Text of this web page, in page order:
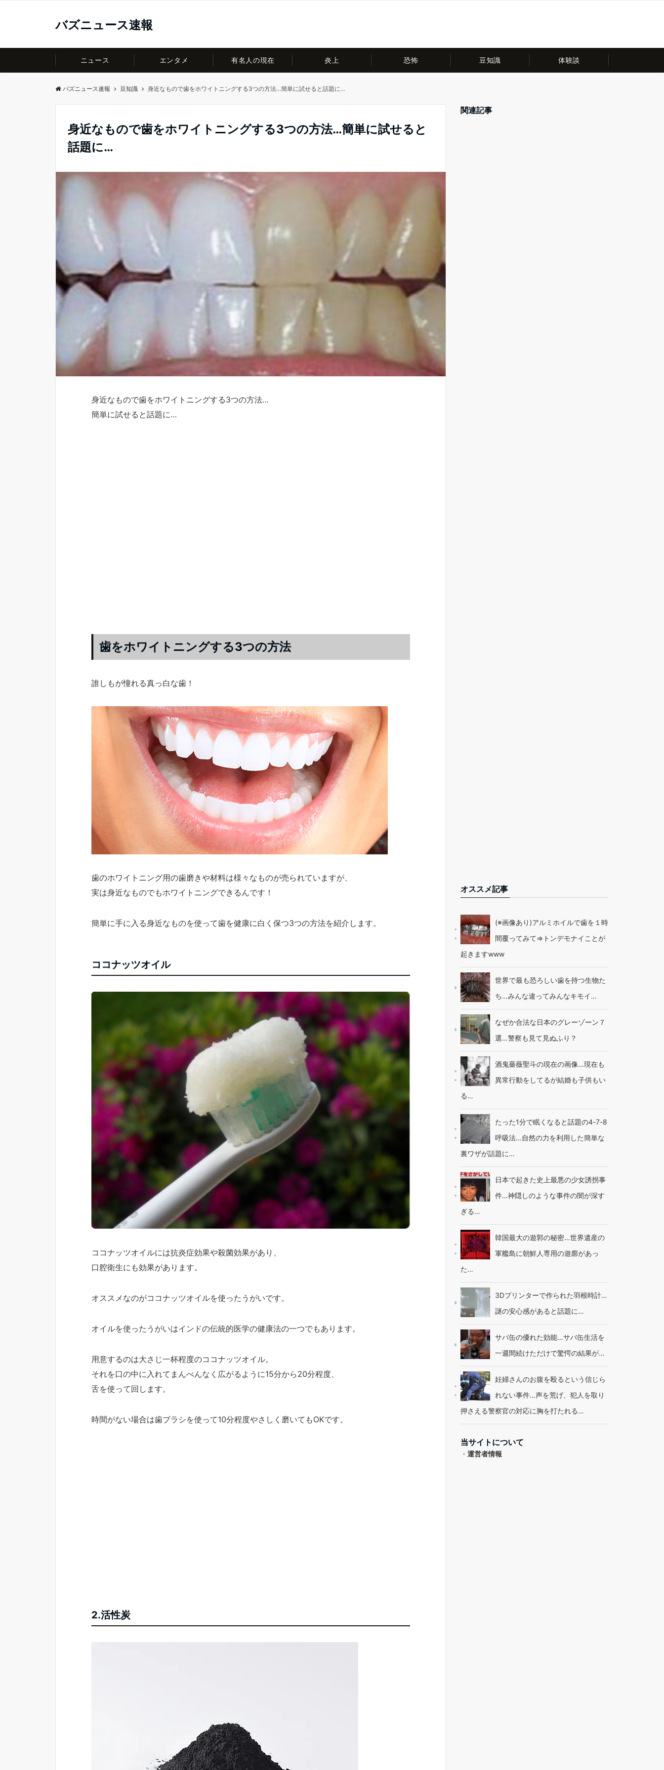
バズニュース速報
ニュース エンタメ 有名人の現在 炎上 恐怖 豆知識 体験談
バズニュース速報 豆知識 身近なもので歯をホワイトニングする3つの方法…簡単に試せると話題に…
身近なもので歯をホワイトニングする3つの方法…簡単に試せると
話題に…
身近なもので歯をホワイトニングする3つの方法…
簡単に試せると話題に…
歯をホワイトニングする3つの方法
誰しもが憧れる真っ白な歯！
歯のホワイトニング用の歯磨きや材料は様々なものが売られていますが、
実は身近なものでもホワイトニングできるんです！
簡単に手に入る身近なものを使って歯を健康に白く保つ3つの方法を紹介します。
ココナッツオイル
ココナッツオイルには抗炎症効果や殺菌効果があり、
口腔衛生にも効果があります。
オススメなのがココナッツオイルを使ったうがいです。
オイルを使ったうがいはインドの伝統的医学の健康法の一つでもあります。
用意するのは大さじ一杯程度のココナッツオイル。
それを口の中に入れてまんべんなく広がるように15分から20分程度、
舌を使って回します。
時間がない場合は歯ブラシを使って10分程度やさしく磨いてもOKです。
2.活性炭
関連記事
オススメ記事
(※画像あり)アルミホイルで歯を１時
間覆ってみて⇒トンデモナイことが
起きますwww
世界で最も恐ろしい歯を持つ生物た
ち…みんな違ってみんなキモイ…
なぜか合法な日本のグレーゾーン７
選…警察も見て見ぬふり？
酒鬼薔薇聖斗の現在の画像…現在も
異常行動をしてるが結婚も子供もい
る…
たった1分で眠くなると話題の4-7-8
呼吸法…自然の力を利用した簡単な
裏ワザが話題に…
日本で起きた史上最悪の少女誘拐事
件…神隠しのような事件の闇が深す
ぎる…
韓国最大の遊郭の秘密…世界遺産の
軍艦島に朝鮮人専用の遊廓があっ
た…
3Dプリンターで作られた羽根時計…
謎の安心感があると話題に…
サバ缶の優れた効能…サバ缶生活を
一週間続けただけで驚愕の結果が…
妊婦さんのお腹を殴るという信じら
れない事件…声を荒げ、犯人を取り
押さえる警察官の対応に胸を打たれる…
当サイトについて
・ 運営者情報